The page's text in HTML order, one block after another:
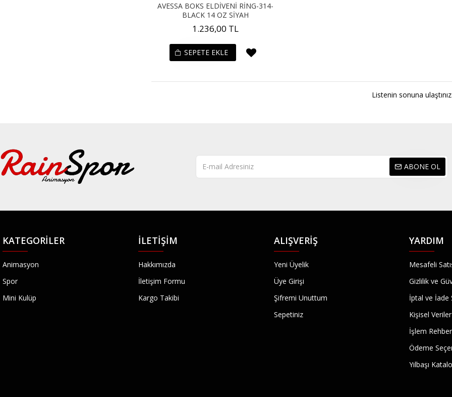
AVESSA BOKS ELDİVENİ RİNG-314-
BLACK 14 OZ SİYAH
1.236,00 TL
SEPETE EKLE
Listenin sonuna
ABONE OL
KATEGORILER
Animasyon
Spor
Mini Kulüp
İLETIŞIM
Hakkımızda
İletişim Formu
Kargo Takibi
ALIŞVERIŞ
Yeni Üyelik
Üye Girişi
Şifremi Unuttum
Sepetiniz
YARDIM
Mesafeli
Gizlilik ve
İptal ve İade
Kişisel
İşlem
Ödeme
Yılbaşı